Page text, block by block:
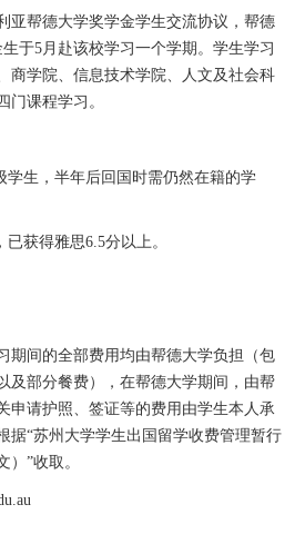
亚帮德大学奖学金学生交流协议，帮德
于5月赴该校学习一个学期。学生学习
商学院、信息技术学院、人文及社会科
门课程学习。
学生，半年后回国时需仍然在籍的学
获得雅思6.5分以上。
期间的全部费用均由帮德大学负担（包
及部分餐费），在帮德大学期间，由帮
申请护照、签证等的费用由学生本人承
据“苏州大学学生出国留学收费管理暂行
）”收取。